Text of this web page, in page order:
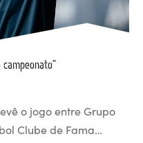
o jogo entre Grupo
Clube de Fama…